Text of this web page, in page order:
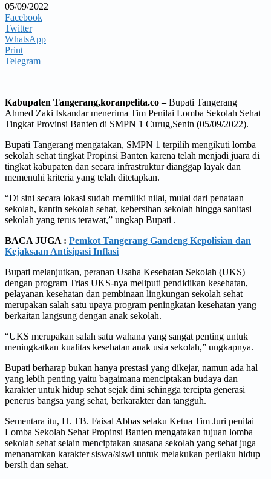
05/09/2022
Facebook
Twitter
WhatsApp
Print
Telegram
Kabupaten Tangerang,koranpelita.co –Bupati Tangerang
Ahmed Zaki Iskandar menerima Tim Penilai Lomba Sekolah Sehat
Tingkat Provinsi Banten di SMPN 1 Curug,Senin (05/09/2022).
Bupati Tangerang mengatakan, SMPN 1 terpilih mengikuti lomba
sekolah sehat tingkat Propinsi Banten karena telah menjadi juara di
tingkat kabupaten dan secara infrastruktur dianggap layak dan
memenuhi kriteria yang telah ditetapkan.
“Di sini secara lokasi sudah memiliki nilai, mulai dari penataan
sekolah, kantin sekolah sehat, kebersihan sekolah hingga sanitasi
sekolah yang terus terawat,” ungkap Bupati .
BACA JUGA : Pemkot Tangerang Gandeng Kepolisian dan
Kejaksaan Antisipasi Inflasi
Bupati melanjutkan, peranan Usaha Kesehatan Sekolah (UKS)
dengan program Trias UKS-nya meliputi pendidikan kesehatan,
pelayanan kesehatan dan pembinaan lingkungan sekolah sehat
merupakan salah satu upaya program peningkatan kesehatan yang
berkaitan langsung dengan anak sekolah.
“UKS merupakan salah satu wahana yang sangat penting untuk
meningkatkan kualitas kesehatan anak usia sekolah,” ungkapnya.
Bupati berharap bukan hanya prestasi yang dikejar, namun ada hal
yang lebih penting yaitu bagaimana menciptakan budaya dan
karakter untuk hidup sehat sejak dini sehingga tercipta generasi
penerus bangsa yang sehat, berkarakter dan tangguh.
Sementara itu, H. TB. Faisal Abbas selaku Ketua Tim Juri penilai
Lomba Sekolah Sehat Propinsi Banten mengatakan tujuan lomba
sekolah sehat selain menciptakan suasana sekolah yang sehat juga
menanamkan karakter siswa/siswi untuk melakukan perilaku hidup
bersih dan sehat.